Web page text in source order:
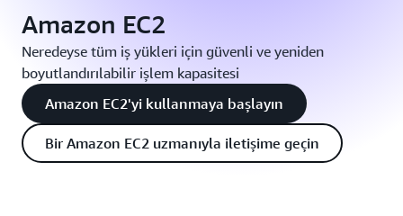
Amazon EC2
Neredeyse tüm iş yükleri için güvenli ve yeniden
boyutlandırılabilir işlem kapasitesi
Amazon EC2'yi kullanmaya başlayın
Bir Amazon EC2 uzmanıyla iletişime geçin